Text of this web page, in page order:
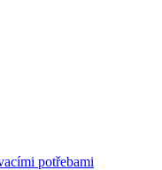
potřebami